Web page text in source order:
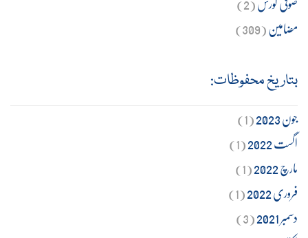
مضامین(309)
بتاریخ محفوظات:
جون 2023
(1)
اگست 2022
(1)
مارچ 2022
(1)
فروری 2022
(1)
دسمبر 2021
(3)